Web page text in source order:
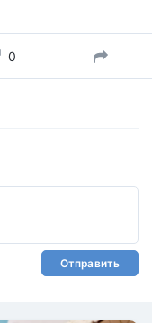
0
Отправить